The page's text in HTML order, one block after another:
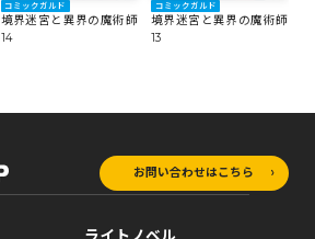
コミックガルド
境界迷宮と異界の魔術師
14
コミックガルド
境界迷宮と異界の魔術師
13
お問い合わせはこちら